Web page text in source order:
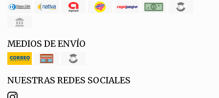
MEDIOS DE ENVÍO
NUESTRAS REDES SOCIALES